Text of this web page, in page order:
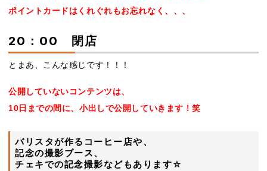
ポイントカードはくれぐれもお忘れなく、、、
20：00 閉店
とまあ、こんな感じです！！！
公開していないコンテンツは、
10日までの間に、小出しで公開していきます！笑
バリスタが作るコーヒー店や、
記念の撮影ブース、
チェキでの記念撮影などもあります☆